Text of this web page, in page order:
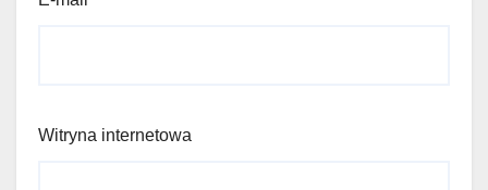
Witryna internetowa